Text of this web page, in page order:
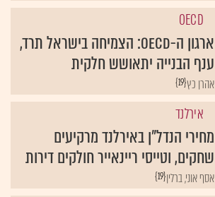
OECD
ארגון ה-OECD: הצמיחה בישראל תרד,
ענף הבנייה יתאושש חלקית
{19}אהרן כץ
אירלנד
מחירי הנדל"ן באירלנד מרקיעים
שחקים, וטייסי ריינאייר חולקים דירות
{19}אסף אוני, ברלין